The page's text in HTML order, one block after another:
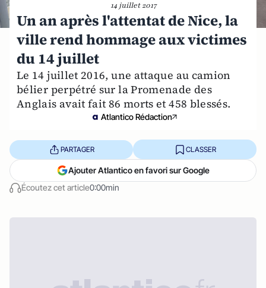
14 juillet 2017
Un an après l'attentat de Nice, la
ville rend hommage aux victimes
du 14 juillet
Le 14 juillet 2016, une attaque au camion
bélier perpétré sur la Promenade des
Anglais avait fait 86 morts et 458 blessés.
Atlantico Rédaction
Écoutez cet article0:00min
PARTAGER CLASSER
Ajouter Atlantico en favori sur Google